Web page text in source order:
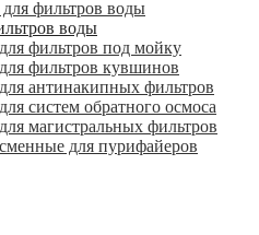
фильтров воды
воды
фильтров под мойку
фильтров кувшинов
антинакипных фильтров
систем обратного осмоса
магистральных фильтров
для пурифайеров